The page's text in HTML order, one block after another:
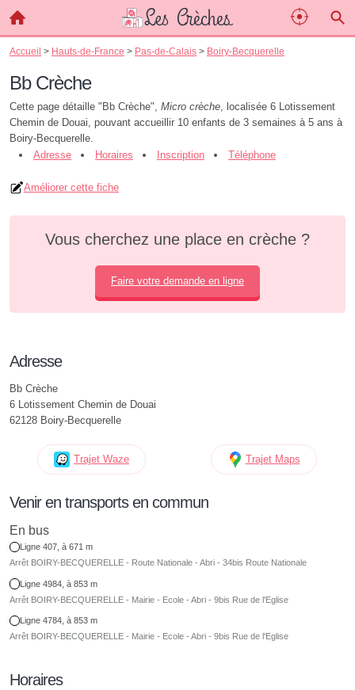
Accueil > Hauts-de-France > Pas-de-Calais > Boiry-Becquerelle
Bb Crèche
Cette page détaille "Bb Crèche", Micro crèche, localisée 6 Lotissement
Chemin de Douai, pouvant accueillir 10 enfants de 3 semaines à 5 ans à
Boiry-Becquerelle.
Adresse
Horaires Inscription Téléphone
Améliorer cette fiche
Vous cherchez une place en crèche ?
Faire votre demande en ligne
Adresse
Bb Crèche
6 Lotissement Chemin de Douai
62128 Boiry-Becquerelle
Trajet Waze Trajet Maps
Venir en transports en commun
En bus
Ligne 407, à 671 m
Arrêt BOIRY-BECQUERELLE - Route Nationale - Abri - 34bis Route Nationale
Ligne 4984, à 853 m
Arrêt BOIRY-BECQUERELLE - Mairie - Ecole - Abri - 9bis Rue de l'Eglise
Ligne 4784, à 853 m
Arrêt BOIRY-BECQUERELLE - Mairie - Ecole - Abri - 9bis Rue de l'Eglise
Horaires